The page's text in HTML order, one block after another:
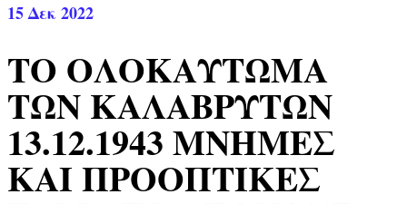
15Δεκ 2022
ΤΟ ΟΛΟΚΑΥΤΩΜΑ
ΤΩΝ ΚΑΛΑΒΡΥΤΩΝ
13.12.1943 ΜΝΗΜΕΣ
ΚΑΙ ΠΡΟΟΠΤΙΚΕΣ